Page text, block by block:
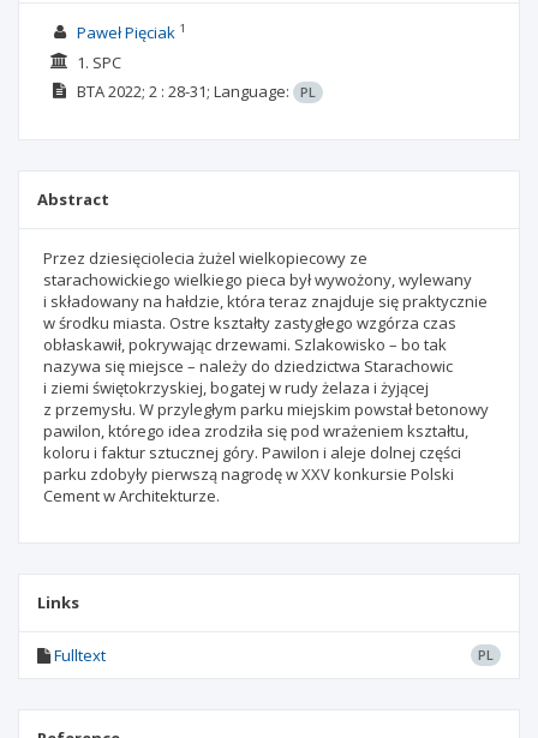
Paweł Pięciak 1
1. SPC
BTA2022; 2 : 28-31; Language: PL
Abstract
Przez dziesięciolecia żużel wielkopiecowy ze
starachowickiego wielkiego pieca był wywożony, wylewany
i składowany na hałdzie, która teraz znajduje się praktycznie
w środku miasta. Ostre kształty zastygłego wzgórza czas
obłaskawił, pokrywając drzewami. Szlakowisko – bo tak
nazywa się miejsce – należy do dziedzictwa Starachowic
i ziemi świętokrzyskiej, bogatej w rudy żelaza i żyjącej
z przemysłu. W przyległym parku miejskim powstał betonowy
pawilon, którego idea zrodziła się pod wrażeniem kształtu,
koloru i faktur sztucznej góry. Pawilon i aleje dolnej części
parku zdobyły pierwszą nagrodę w XXV konkursie Polski
Cement w Architekturze.
Links
Fulltext PL